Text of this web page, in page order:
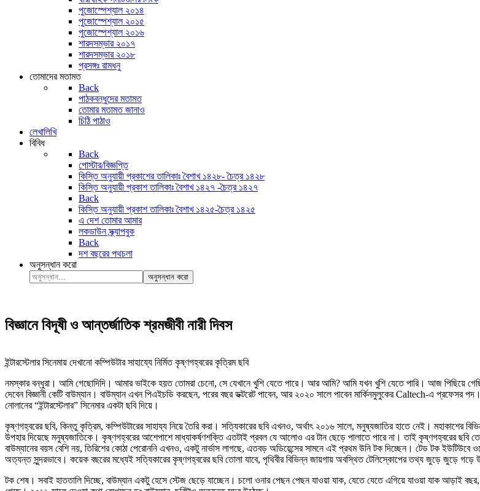
পুজোস্পেশ্যাল ২০১৪
পুজোস্পেশ্যাল ২০১৫
পুজোস্পেশ্যাল ২০১৬
শারদসম্ভার ২০১৭
শারদসম্ভার ২০১৮
প্রসঙ্গঃ রামধনু
তোমাদের মতামত
Back
পাঠকবন্ধুদের মতামত
তোমার মতামত জানাও
চিঠি পাঠাও
লেখালিখি
বিবিধ
Back
পোস্টার/বিজ্ঞপ্তি
কিস্তি অনুযায়ী প্রকাশের তালিকাঃ বৈশাখ ১৪২৮- চৈত্র ১৪২৮
কিস্তি অনুযায়ী প্রকাশ তালিকাঃ বৈশাখ ১৪২৭ -চৈত্র ১৪২৭
Back
কিস্তি অনুযায়ী প্রকাশ তালিকাঃ বৈশাখ ১৪২৫-চৈত্র ১৪২৫
এ দেশ তোমার আমার
লকডাউন স্ক্র্যাপবুক
Back
দশ বছরের পথচলা
অনুসন্ধান করো
অনুসন্ধান করো
বিজ্ঞানে বিদূষী ও আন্তর্জাতিক শ্রমজীবী নারী দিবস
ইন্টারস্টেলার সিনেমায় দেখানো কম্পিউটার সাহায্যে নির্মিত কৃষ্ণগহ্বরের কৃত্রিম ছবি
নমস্কার বন্ধুরা। আমি গেছোদিদি। আমার ভাইকে হয়ত তোমরা চেনো, সে যেখানে খুশি যেতে পারে। আর আমি? আমি যখন খুশি যেতে পারি। আজ পিছিয়ে
দেবেন বিজ্ঞানী কেটি বাউম্যান। বাউম্যান এখন পিএইচডি করছেন, পরের বছর ডক্টরেট পাবেন, আর ২০২০ সালে পাবেন মার্কিনমুলুকের Caltech-এ প্রফেসর
নোলানের “ইন্টারস্টেলার” সিনেমার একটা ছবি দিয়ে।
কৃষ্ণগহ্বরের ছবি, কিন্তু কৃত্রিম, কম্পিউটারের সাহায্য নিয়ে তৈরি করা। সত্যিকারের ছবি এখনও, অর্থাৎ ২০১৬ সালে, মনুষ্যজাতির হাতে নেই। মহাকাশের
উপহার দিয়েছে মনুষ্যজাতিকে। কৃষ্ণগহ্বরের আশেপাশে মাধ্যাকর্ষণশক্তি এতটাই প্রবল যে আলোও এর টান ছেড়ে পালাতে পারে না। তাই কৃষ্ণগহ্বরের ছবি
বাউম্যানের বয়স বেশি নয়, তিরিশের কোঠা পেরোননি এখনও, একটু নার্ভাস লাগছে, এতবড় অডিয়েন্সের সামনে এই প্রথম উনি টক দিচ্ছেন। টেড টক
অত্যন্ত সুন্দরভাবে। কয়েক বছরের মধ্যেই সত্যিকারের কৃষ্ণগহ্বরের ছবি তোলা যাবে, পৃথিবীর বিভিন্ন জায়গায় অবস্থিত টেলিস্কোপের তথ্য জুড়ে জুড়ে গড়ে
টক শেষ। সবাই হাততালি দিচ্ছে, বাউম্যান একটু হেসে স্টেজ ছেড়ে যাচ্ছেন। চলো ওনার পেছন পেছন যাওয়া যাক, যেতে যেতে এগিয়ে যাওয়া যাক আড়াই